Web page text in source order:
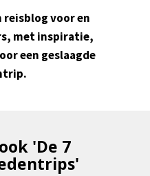
reisblog voor en
met inspiratie,
een geslaagde
'De 7